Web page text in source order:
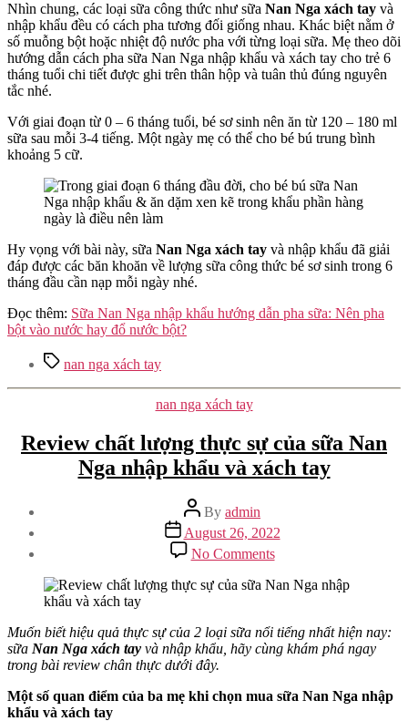
Nhìn chung, các loại sữa công thức như sữa Nan Nga xách tay và
nhập khẩu đều có cách pha tương đối giống nhau. Khác biệt nằm ở
số muỗng bột hoặc nhiệt độ nước pha với từng loại sữa. Mẹ theo dõi
hướng dẫn cách pha sữa Nan Nga nhập khẩu và xách tay cho trẻ 6
tháng tuổi chi tiết được ghi trên thân hộp và tuân thủ đúng nguyên
tắc nhé.
Với giai đoạn từ 0 – 6 tháng tuổi, bé sơ sinh nên ăn từ 120 – 180 ml
sữa sau mỗi 3-4 tiếng. Một ngày mẹ có thể cho bé bú trung bình
khoảng 5 cữ.
Hy vọng với bài này, sữa Nan Nga xách tay và nhập khẩu đã giải
đáp được các băn khoăn về lượng sữa công thức bé sơ sinh trong 6
tháng đầu cần nạp mỗi ngày nhé.
Đọc thêm: Sữa Nan Nga nhập khẩu hướng dẫn pha sữa: Nên pha
bột vào nước hay đổ nước bột?
Tagsnan nga xách tay
Categories
nan nga xách tay
Review chất lượng thực sự của sữa Nan
Nga nhập khẩu và xách tay
Post
author
By admin
Post
date
August 26, 2022
No Commentson
Review
chất
lượng
sự
của
Nga
Muốn biết hiệu quả thực sự của 2 loại sữa nổi tiếng nhất hiện nay:
sữa Nan Nga xách tay và nhập khẩu, hãy cùng khám phá ngay
trong bài review chân thực dưới đây.
Một số quan điểm của ba mẹ khi chọn mua sữa Nan Nga nhập
khẩu và xách tay